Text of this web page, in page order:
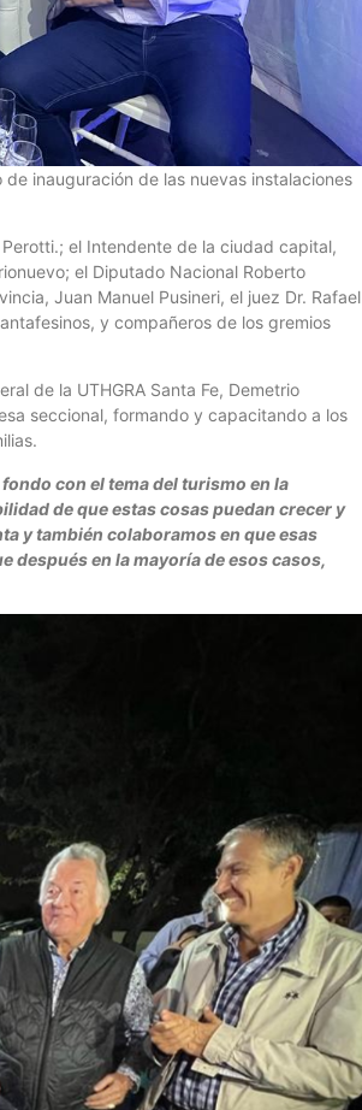
de inauguración de las nuevas instalaciones
el Intendente de la ciudad capital,
el Diputado Nacional Roberto
Juan Manuel Pusineri, el juez Dr. Rafael
y compañeros de los gremios
de la UTHGRA Santa Fe, Demetrio
seccional, formando y capacitando a los
con el tema del turismo en la
de que estas cosas puedan crecer y
y también colaboramos en que esas
después en la mayoría de esos casos,